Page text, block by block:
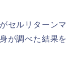
セルリターンマ
が調べた結果を